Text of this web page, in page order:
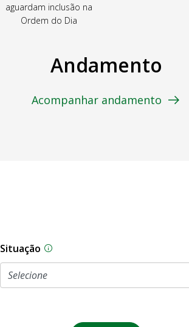
aguardam inclusão na
Ordem do Dia
Andamento
Acompanhar andamento
Situação Na CLDF, as proposições